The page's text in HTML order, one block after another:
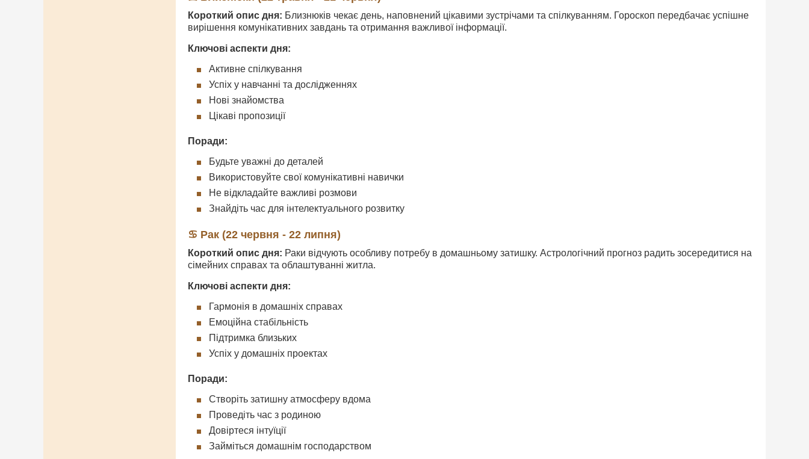
Короткий опис дня: Близнюків чекає день, наповнений цікавими зустрічами та спілкуванням. Гороскоп передбачає успішне
вирішення комунікативних завдань та отримання важливої інформації.
Ключові аспекти дня:
Активне спілкування
Успіх у навчанні та дослідженнях
Нові знайомства
Цікаві пропозиції
Поради:
Будьте уважні до деталей
Використовуйте свої комунікативні навички
Не відкладайте важливі розмови
Знайдіть час для інтелектуального розвитку
♋ Рак (22 червня - 22 липня)
Короткий опис дня: Раки відчують особливу потребу в домашньому затишку. Астрологічний прогноз радить зосередитися на
сімейних справах та облаштуванні житла.
Ключові аспекти дня:
Гармонія в домашніх справах
Емоційна стабільність
Підтримка близьких
Успіх у домашніх проектах
Поради:
Створіть затишну атмосферу вдома
Проведіть час з родиною
Довіртеся інтуїції
Займіться домашнім господарством